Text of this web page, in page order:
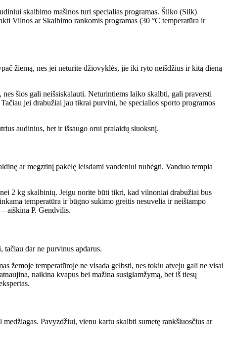
skalbimo mašinos turi specialias programas. Šilko (Silk)
Vilnos ar Skalbimo rankomis programas (30 °C temperatūra ir
žiemą, nes jei neturite džiovyklės, jie iki ryto neišdžius ir kitą dieną
šios gali neišsiskalauti. Neturintiems laiko skalbti, gali praversti
jei drabužiai jau tikrai purvini, be specialios sporto programos
audinius, bet ir išsaugo orui pralaidų sluoksnį.
ar megztinį pakėlę leisdami vandeniui nubėgti. Vanduo tempia
2 kg skalbinių. Jeigu norite būti tikri, kad vilnoniai drabužiai bus
temperatūra ir būgno sukimo greitis nesuvelia ir neištampo
aiškina P. Gendvilis.
tačiau dar ne purvinus apdarus.
žemoje temperatūroje ne visada gelbsti, nes tokiu atveju gali ne visai
naikina kvapus bei mažina susiglamžymą, bet iš tiesų
Pavyzdžiui, vienu kartu skalbti sumetę rankšluosčius ar